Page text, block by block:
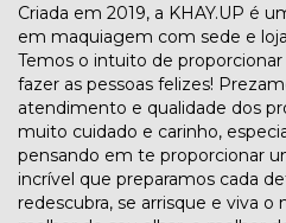
Criada em 2019, a KHAY.UP é
em maquiagem com sede e
Temos o intuito de
fazer as pessoas felizes!
atendimento e qualidade dos
muito cuidado e carinho,
pensando em te proporcionar
incrível que preparamos cada
redescubra, se arrisque e viva o